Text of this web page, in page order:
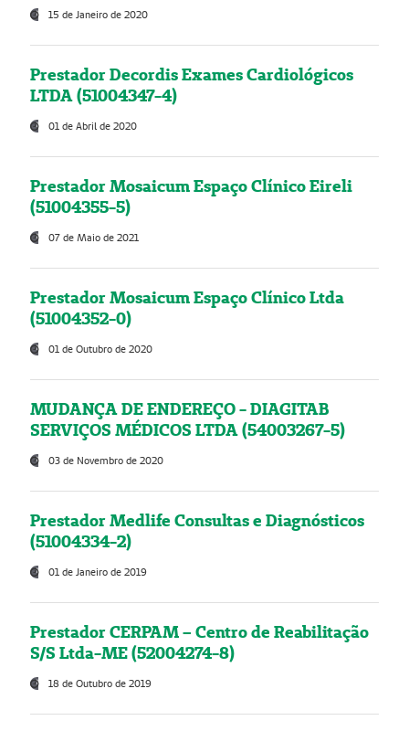
15 de Janeiro de 2020
Prestador Decordis Exames Cardiológicos
LTDA (51004347-4)
01 de Abril de 2020
Prestador Mosaicum Espaço Clínico Eireli
(51004355-5)
07 de Maio de 2021
Prestador Mosaicum Espaço Clínico Ltda
(51004352-0)
01 de Outubro de 2020
MUDANÇA DE ENDEREÇO - DIAGITAB
SERVIÇOS MÉDICOS LTDA (54003267-5)
03 de Novembro de 2020
Prestador Medlife Consultas e Diagnósticos
(51004334-2)
01 de Janeiro de 2019
Prestador CERPAM – Centro de Reabilitação
S/S Ltda-ME (52004274-8)
18 de Outubro de 2019